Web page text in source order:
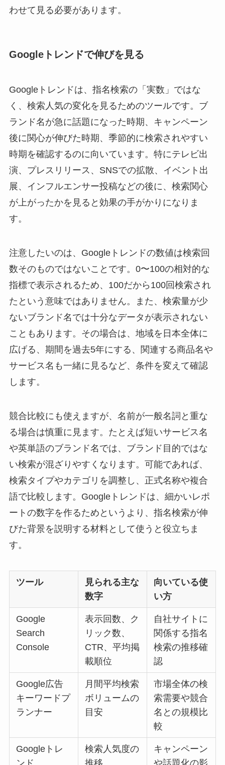
わせて見る必要があります。
Googleトレンドで伸びを見る
Googleトレンドは、指名検索の「実数」ではな
く、検索人気の変化を見るためのツールです。ブ
ランド名が急に話題になった時期、キャンペーン
後に関心が伸びた時期、季節的に検索されやすい
時期を確認するのに向いています。特にテレビ出
演、プレスリリース、SNSでの拡散、イベント出
展、インフルエンサー投稿などの後に、検索関心
が上がったかを見ると効果の手がかりになりま
す。
注意したいのは、Googleトレンドの数値は検索回
数そのものではないことです。0〜100の相対的な
指標で表示されるため、100だから100回検索され
たという意味ではありません。また、検索量が少
ないブランド名では十分なデータが表示されない
こともあります。その場合は、地域を日本全体に
広げる、期間を過去5年にする、関連する商品名や
サービス名も一緒に見るなど、条件を変えて確認
します。
競合比較にも使えますが、名前が一般名詞と重な
る場合は慎重に見ます。たとえば短いサービス名
や英単語のブランド名では、ブランド目的ではな
い検索が混ざりやすくなります。可能であれば、
検索タイプやカテゴリを調整し、正式名称や複合
語で比較します。Googleトレンドは、細かいレポ
ートの数字を作るためというより、指名検索が伸
びた背景を説明する材料として使うと役立ちま
す。
ツール
見られる主な
数字
向いている使
い方
Google
Search
Console
表示回数、ク
リック数、
CTR、平均掲
載順位
自社サイトに
関係する指名
検索の推移確
認
Google広告
キーワードプ
ランナー
月間平均検索
ボリュームの
目安
市場全体の検
索需要や競合
名との規模比
較
Googleトレ
検索人気度の
キャンペーン